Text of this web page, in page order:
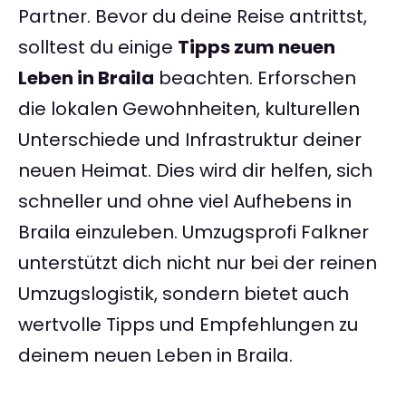
Partner. Bevor du deine Reise antrittst,
solltest du einige Tipps zum neuen
Leben in Braila beachten. Erforschen
die lokalen Gewohnheiten, kulturellen
Unterschiede und Infrastruktur deiner
neuen Heimat. Dies wird dir helfen, sich
schneller und ohne viel Aufhebens in
Braila einzuleben. Umzugsprofi Falkner
unterstützt dich nicht nur bei der reinen
Umzugslogistik, sondern bietet auch
wertvolle Tipps und Empfehlungen zu
deinem neuen Leben in Braila.